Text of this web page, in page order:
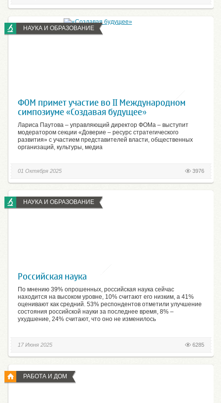
НАУКА И ОБРАЗОВАНИЕ
ФОМ примет участие во II Международном
симпозиуме «Создавая будущее»
Лариса Паутова – управляющий директор ФОМа – выступит
модератором секции «Доверие – ресурс стратегического
развития» с участием представителей власти, общественных
организаций, культуры, медиа
3976
01 Октября 2025
НАУКА И ОБРАЗОВАНИЕ
Российская наука
По мнению 39% опрошенных, российская наука сейчас
находится на высоком уровне, 10% считают его низким, а 41%
оценивают как средний. 53% респондентов отметили улучшение
состояния российской науки за последнее время, 8% –
ухудшение, 24% считают, что оно не изменилось
6285
17 Июня 2025
РАБОТА И ДОМ